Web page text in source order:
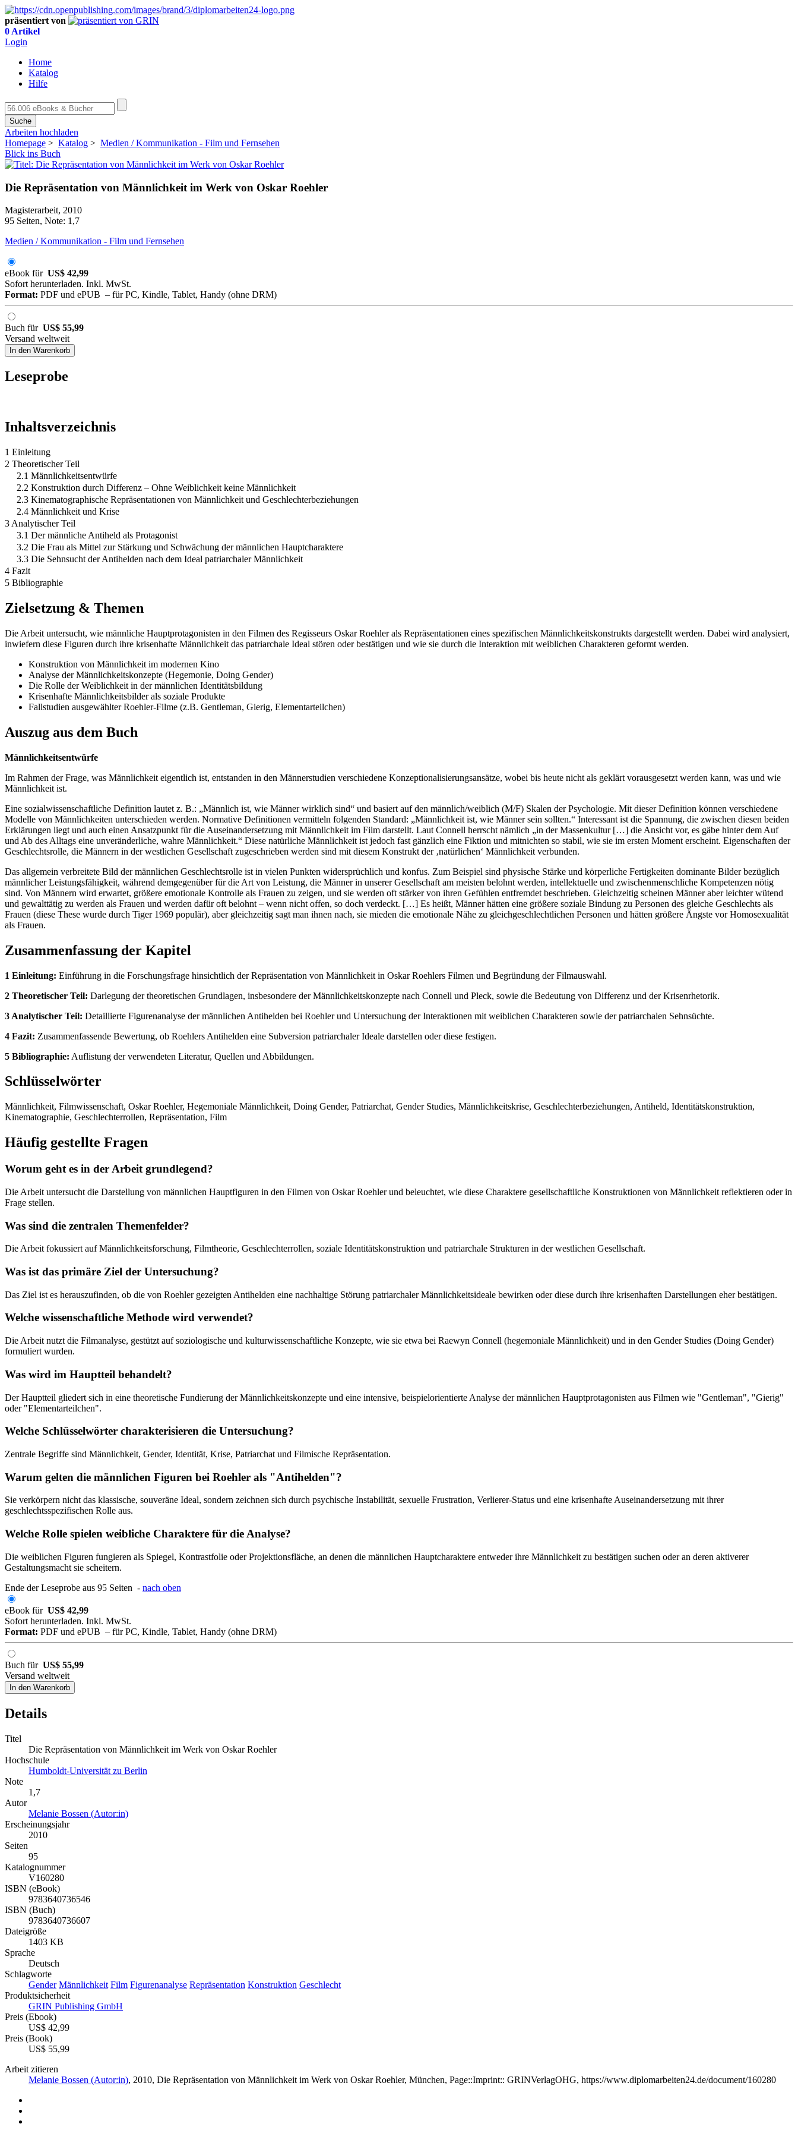
präsentiert von
0 Artikel
Login
Home
Katalog
Hilfe
Suche
Arbeiten hochladen
Homepage > Katalog > Medien / Kommunikation - Film und Fernsehen
Blick ins Buch
Die Repräsentation von Männlichkeit im Werk von Oskar Roehler
Magisterarbeit, 2010
95 Seiten, Note: 1,7
Medien / Kommunikation - Film und Fernsehen
eBook für US$ 42,99
Sofort herunterladen. Inkl. MwSt.
Format: PDF und ePUB – für PC, Kindle, Tablet, Handy (ohne DRM)
Buch für US$ 55,99
Versand weltweit
In den Warenkorb
Leseprobe
Inhaltsverzeichnis
1 Einleitung
2 Theoretischer Teil
2.1 Männlichkeitsentwürfe
2.2 Konstruktion durch Differenz – Ohne Weiblichkeit keine Männlichkeit
2.3 Kinematographische Repräsentationen von Männlichkeit und Geschlechterbeziehungen
2.4 Männlichkeit und Krise
3 Analytischer Teil
3.1 Der männliche Antiheld als Protagonist
3.2 Die Frau als Mittel zur Stärkung und Schwächung der männlichen Hauptcharaktere
3.3 Die Sehnsucht der Antihelden nach dem Ideal patriarchaler Männlichkeit
4 Fazit
5 Bibliographie
Zielsetzung & Themen
Die Arbeit untersucht, wie männliche Hauptprotagonisten in den Filmen des Regisseurs Oskar Roehler als Repräsentationen eines spezifischen Männlichkeitskonstrukts dargestellt werden. Dabei wird analysiert,
inwiefern diese Figuren durch ihre krisenhafte Männlichkeit das patriarchale Ideal stören oder bestätigen und wie sie durch die Interaktion mit weiblichen Charakteren geformt werden.
Konstruktion von Männlichkeit im modernen Kino
Analyse der Männlichkeitskonzepte (Hegemonie, Doing Gender)
Die Rolle der Weiblichkeit in der männlichen Identitätsbildung
Krisenhafte Männlichkeitsbilder als soziale Produkte
Fallstudien ausgewählter Roehler-Filme (z.B. Gentleman, Gierig, Elementarteilchen)
Auszug aus dem Buch
Männlichkeitsentwürfe
Im Rahmen der Frage, was Männlichkeit eigentlich ist, entstanden in den Männerstudien verschiedene Konzeptionalisierungsansätze, wobei bis heute nicht als geklärt vorausgesetzt werden kann, was und wie
Männlichkeit ist.
Eine sozialwissenschaftliche Definition lautet z. B.: „Männlich ist, wie Männer wirklich sind“ und basiert auf den männlich/weiblich (M/F) Skalen der Psychologie. Mit dieser Definition können verschiedene
Modelle von Männlichkeiten unterschieden werden. Normative Definitionen vermitteln folgenden Standard: „Männlichkeit ist, wie Männer sein sollten.“ Interessant ist die Spannung, die zwischen diesen beiden
Erklärungen liegt und auch einen Ansatzpunkt für die Auseinandersetzung mit Männlichkeit im Film darstellt. Laut Connell herrscht nämlich „in der Massenkultur […] die Ansicht vor, es gäbe hinter dem Auf
und Ab des Alltags eine unveränderliche, wahre Männlichkeit.“ Diese natürliche Männlichkeit ist jedoch fast gänzlich eine Fiktion und mitnichten so stabil, wie sie im ersten Moment erscheint. Eigenschaften der
Geschlechtsrolle, die Männern in der westlichen Gesellschaft zugeschrieben werden sind mit diesem Konstrukt der ‚natürlichen‘ Männlichkeit verbunden.
Das allgemein verbreitete Bild der männlichen Geschlechtsrolle ist in vielen Punkten widersprüchlich und konfus. Zum Beispiel sind physische Stärke und körperliche Fertigkeiten dominante Bilder bezüglich
männlicher Leistungsfähigkeit, während demgegenüber für die Art von Leistung, die Männer in unserer Gesellschaft am meisten belohnt werden, intellektuelle und zwischenmenschliche Kompetenzen nötig
sind. Von Männern wird erwartet, größere emotionale Kontrolle als Frauen zu zeigen, und sie werden oft stärker von ihren Gefühlen entfremdet beschrieben. Gleichzeitig scheinen Männer aber leichter wütend
und gewalttätig zu werden als Frauen und werden dafür oft belohnt – wenn nicht offen, so doch verdeckt. […] Es heißt, Männer hätten eine größere soziale Bindung zu Personen des gleiche Geschlechts als
Frauen (diese These wurde durch Tiger 1969 populär), aber gleichzeitig sagt man ihnen nach, sie mieden die emotionale Nähe zu gleichgeschlechtlichen Personen und hätten größere Ängste vor Homosexualität
als Frauen.
Zusammenfassung der Kapitel
1 Einleitung: Einführung in die Forschungsfrage hinsichtlich der Repräsentation von Männlichkeit in Oskar Roehlers Filmen und Begründung der Filmauswahl.
2 Theoretischer Teil: Darlegung der theoretischen Grundlagen, insbesondere der Männlichkeitskonzepte nach Connell und Pleck, sowie die Bedeutung von Differenz und der Krisenrhetorik.
3 Analytischer Teil: Detaillierte Figurenanalyse der männlichen Antihelden bei Roehler und Untersuchung der Interaktionen mit weiblichen Charakteren sowie der patriarchalen Sehnsüchte.
4 Fazit: Zusammenfassende Bewertung, ob Roehlers Antihelden eine Subversion patriarchaler Ideale darstellen oder diese festigen.
5 Bibliographie: Auflistung der verwendeten Literatur, Quellen und Abbildungen.
Schlüsselwörter
Männlichkeit, Filmwissenschaft, Oskar Roehler, Hegemoniale Männlichkeit, Doing Gender, Patriarchat, Gender Studies, Männlichkeitskrise, Geschlechterbeziehungen, Antiheld, Identitätskonstruktion,
Kinematographie, Geschlechterrollen, Repräsentation, Film
Häufig gestellte Fragen
Worum geht es in der Arbeit grundlegend?
Die Arbeit untersucht die Darstellung von männlichen Hauptfiguren in den Filmen von Oskar Roehler und beleuchtet, wie diese Charaktere gesellschaftliche Konstruktionen von Männlichkeit reflektieren oder in
Frage stellen.
Was sind die zentralen Themenfelder?
Die Arbeit fokussiert auf Männlichkeitsforschung, Filmtheorie, Geschlechterrollen, soziale Identitätskonstruktion und patriarchale Strukturen in der westlichen Gesellschaft.
Was ist das primäre Ziel der Untersuchung?
Das Ziel ist es herauszufinden, ob die von Roehler gezeigten Antihelden eine nachhaltige Störung patriarchaler Männlichkeitsideale bewirken oder diese durch ihre krisenhaften Darstellungen eher bestätigen.
Welche wissenschaftliche Methode wird verwendet?
Die Arbeit nutzt die Filmanalyse, gestützt auf soziologische und kulturwissenschaftliche Konzepte, wie sie etwa bei Raewyn Connell (hegemoniale Männlichkeit) und in den Gender Studies (Doing Gender)
formuliert wurden.
Was wird im Hauptteil behandelt?
Der Hauptteil gliedert sich in eine theoretische Fundierung der Männlichkeitskonzepte und eine intensive, beispielorientierte Analyse der männlichen Hauptprotagonisten aus Filmen wie "Gentleman", "Gierig"
oder "Elementarteilchen".
Welche Schlüsselwörter charakterisieren die Untersuchung?
Zentrale Begriffe sind Männlichkeit, Gender, Identität, Krise, Patriarchat und Filmische Repräsentation.
Warum gelten die männlichen Figuren bei Roehler als "Antihelden"?
Sie verkörpern nicht das klassische, souveräne Ideal, sondern zeichnen sich durch psychische Instabilität, sexuelle Frustration, Verlierer-Status und eine krisenhafte Auseinandersetzung mit ihrer
geschlechtsspezifischen Rolle aus.
Welche Rolle spielen weibliche Charaktere für die Analyse?
Die weiblichen Figuren fungieren als Spiegel, Kontrastfolie oder Projektionsfläche, an denen die männlichen Hauptcharaktere entweder ihre Männlichkeit zu bestätigen suchen oder an deren aktiverer
Gestaltungsmacht sie scheitern.
Ende der Leseprobe aus 95 Seiten - nach oben
eBook für US$ 42,99
Sofort herunterladen. Inkl. MwSt.
Format: PDF und ePUB – für PC, Kindle, Tablet, Handy (ohne DRM)
Buch für US$ 55,99
Versand weltweit
In den Warenkorb
Details
Titel
Die Repräsentation von Männlichkeit im Werk von Oskar Roehler
Hochschule
Humboldt-Universität zu Berlin
Note
1,7
Autor
Melanie Bossen (Autor:in)
Erscheinungsjahr
2010
Seiten
95
Katalognummer
V160280
ISBN (eBook)
9783640736546
ISBN (Buch)
9783640736607
Dateigröße
1403 KB
Sprache
Deutsch
Schlagworte
Gender Männlichkeit Film Figurenanalyse Repräsentation Konstruktion Geschlecht
Produktsicherheit
GRIN Publishing GmbH
Preis (Ebook)
US$ 42,99
Preis (Book)
US$ 55,99
Arbeit zitieren
Melanie Bossen (Autor:in), 2010, Die Repräsentation von Männlichkeit im Werk von Oskar Roehler, München, Page::Imprint:: GRINVerlagOHG, https://www.diplomarbeiten24.de/document/160280